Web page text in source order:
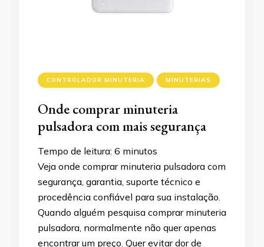
CONTROLADOR MINUTERIA MINUTERIAS
Onde comprar minuteria
pulsadora com mais segurança
Tempo de leitura: 6 minutos
Veja onde comprar minuteria pulsadora com
segurança, garantia, suporte técnico e
procedência confiável para sua instalação.
Quando alguém pesquisa comprar minuteria
pulsadora, normalmente não quer apenas
encontrar um preço. Quer evitar dor de